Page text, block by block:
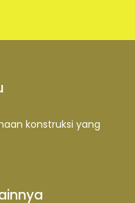
konstruksi yang